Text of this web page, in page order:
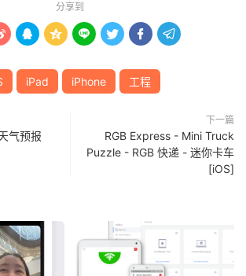
分享到
     
iPad iPhone 工程
气预报
下一篇
RGB Express - Mini Truck
Puzzle - RGB 快递 - 迷你卡车
[iOS]